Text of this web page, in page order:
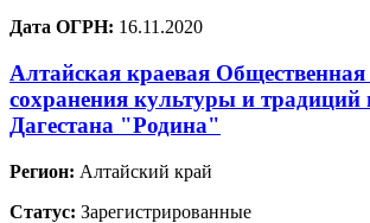
Дата ОГРН: 16.11.2020
Алтайская краевая
сохранения культуры и традиций
Дагестана "Родина"
Регион: Алтайский край
Статус: Зарегистрированные